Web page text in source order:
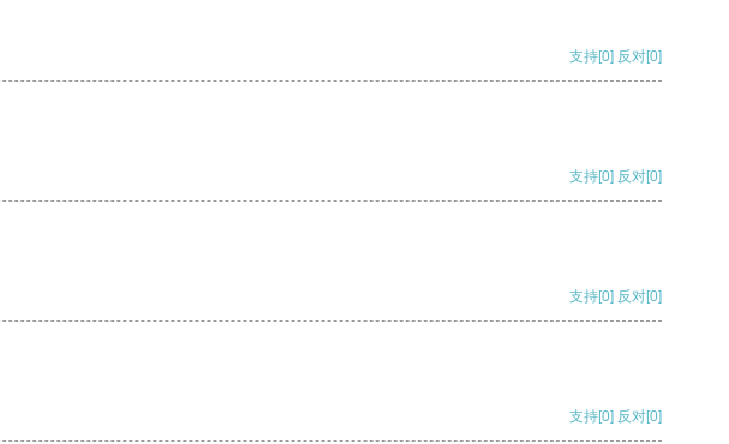
支持[0] 反对[0]
支持[0] 反对[0]
支持[0] 反对[0]
支持[0] 反对[0]